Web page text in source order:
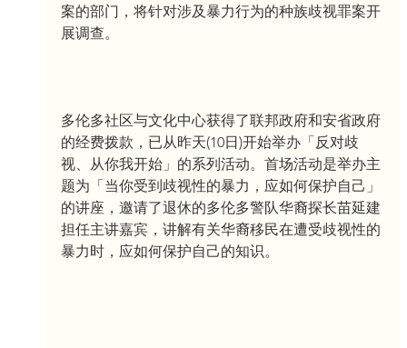
案的部门，将针对涉及暴力行为的种族歧视罪案开
展调查。
多伦多社区与文化中心获得了联邦政府和安省政府
的经费拨款，已从昨天(10日)开始举办「反对歧
视、从你我开始」的系列活动。首场活动是举办主
题为「当你受到歧视性的暴力，应如何保护自己」
的讲座，邀请了退休的多伦多警队华裔探长苗延建
担任主讲嘉宾，讲解有关华裔移民在遭受歧视性的
暴力时，应如何保护自己的知识。